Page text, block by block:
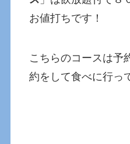
お値打ちです！
こちらのコースは予
約をして食べに行っ